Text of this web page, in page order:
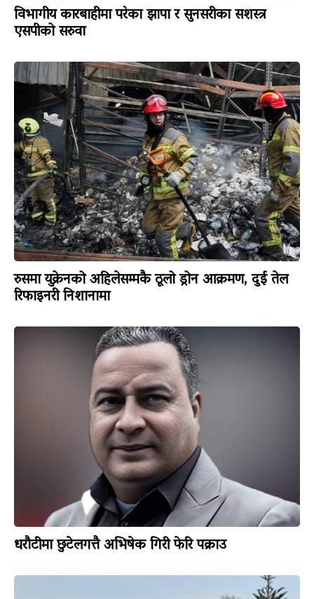
विभागीय कारबाहीमा परेका झापा र सुनसरीका सशस्त्र
एसपीको सरुवा
रुसमा युक्रेनको अहिलेसम्मकै ठूलो ड्रोन आक्रमण, दुई तेल
रिफाइनरी निशानामा
धरौटीमा छुटेलगत्तै अभिषेक गिरी फेरि पक्राउ